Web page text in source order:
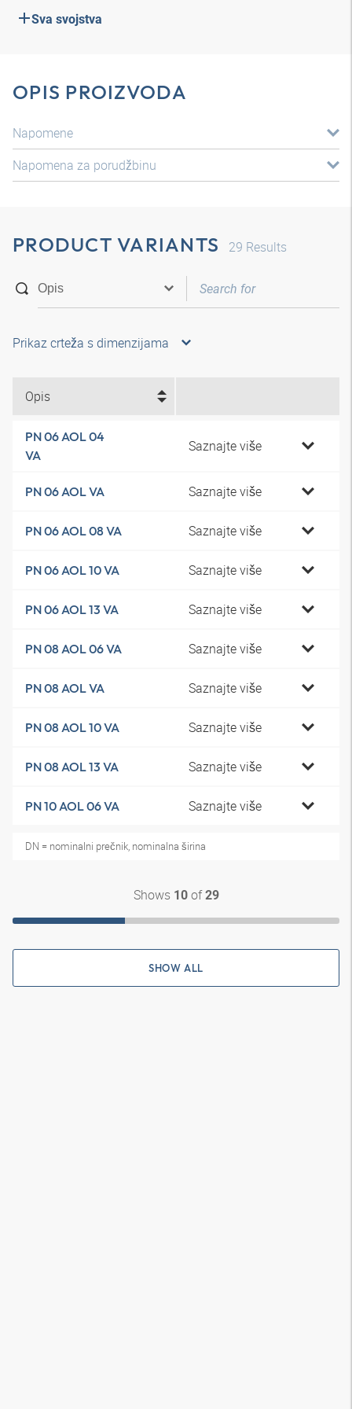
Sva svojstva
OPIS PROIZVODA
Napomene
Napomena za porudžbinu
PRODUCT VARIANTS 29 Results
Prikaz crteža s dimenzijama
Opis
PN 06 AOL 04
VA
Saznajte više
PN 06 AOL VA Saznajte više
PN 06 AOL 08 VA Saznajte više
PN 06 AOL 10 VA Saznajte više
PN 06 AOL 13 VA Saznajte više
PN 08 AOL 06 VA Saznajte više
PN 08 AOL VA Saznajte više
PN 08 AOL 10 VA Saznajte više
PN 08 AOL 13 VA Saznajte više
PN 10 AOL 06 VA Saznajte više
DN = nominalni prečnik, nominalna širina
Shows 10of29
SHOW ALL